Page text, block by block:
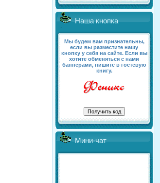
Наша кнопка
Мы будем вам признательны,
если вы разместите нашу
кнопку у себя на сайте. Если вы
хотите обменяться с нами
баннерами, пишите в гостевую
книгу.
Мини-чат